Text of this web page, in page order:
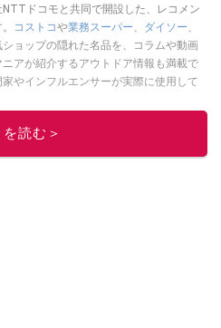
ドコモと共同で開設した、レコメン
コストコや業務スーパー、 ダイソー、
ショップの隠れた名品を、コラムや動画
アが紹介するアウトドア情報も満載で
やインフルエンサーが実際に使用して
読む＞